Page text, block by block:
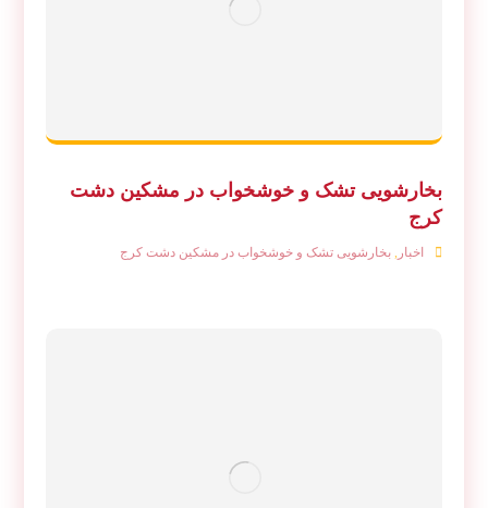
بخارشویی تشک و خوشخواب در مشکین دشت
کرج
اخبار ,بخارشویی تشک و خوشخواب در مشکین دشت کرج